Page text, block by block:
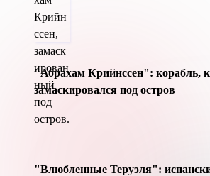
"Абрахам Крийнссен": корабль,
замаскировался под остров
"Влюбленные Теруэля":